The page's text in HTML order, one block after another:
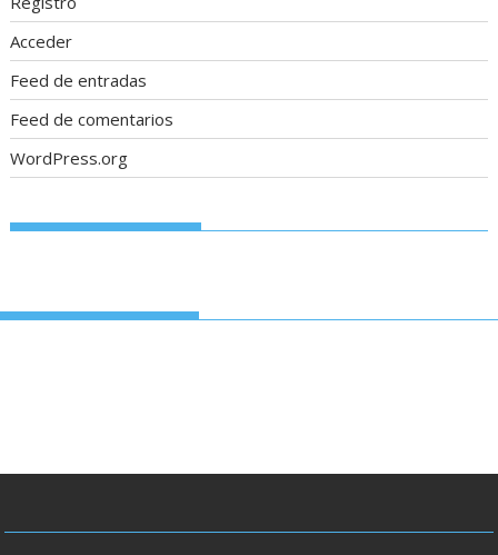
Acceder
Feed de entradas
Feed de comentarios
WordPress.org